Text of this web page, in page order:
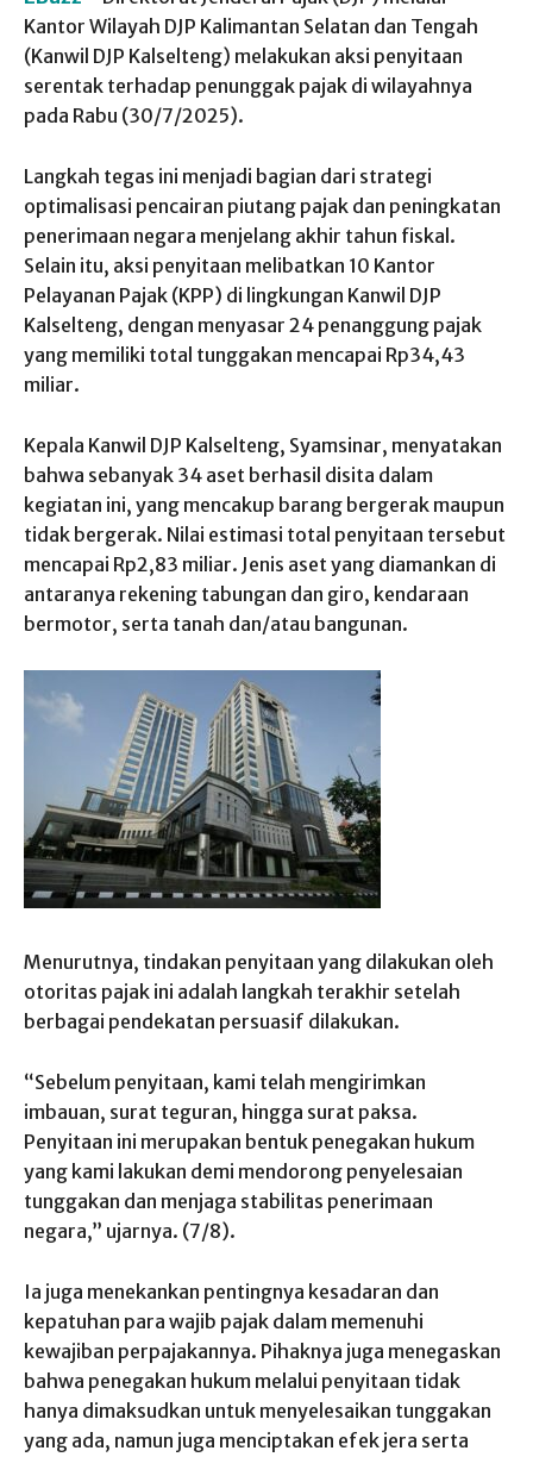
Kantor Wilayah DJP Kalimantan Selatan dan Tengah
(Kanwil DJP Kalselteng) melakukan aksi penyitaan
serentak terhadap penunggak pajak di wilayahnya
pada Rabu (30/7/2025).
Langkah tegas ini menjadi bagian dari strategi
optimalisasi pencairan piutang pajak dan peningkatan
penerimaan negara menjelang akhir tahun fiskal.
Selain itu, aksi penyitaan melibatkan 10 Kantor
Pelayanan Pajak (KPP) di lingkungan Kanwil DJP
Kalselteng, dengan menyasar 24 penanggung pajak
yang memiliki total tunggakan mencapai Rp34,43
miliar.
Kepala Kanwil DJP Kalselteng, Syamsinar, menyatakan
bahwa sebanyak 34 aset berhasil disita dalam
kegiatan ini, yang mencakup barang bergerak maupun
tidak bergerak. Nilai estimasi total penyitaan tersebut
mencapai Rp2,83 miliar. Jenis aset yang diamankan di
antaranya rekening tabungan dan giro, kendaraan
bermotor, serta tanah dan/atau bangunan.
Menurutnya, tindakan penyitaan yang dilakukan oleh
otoritas pajak ini adalah langkah terakhir setelah
berbagai pendekatan persuasif dilakukan.
“Sebelum penyitaan, kami telah mengirimkan
imbauan, surat teguran, hingga surat paksa.
Penyitaan ini merupakan bentuk penegakan hukum
yang kami lakukan demi mendorong penyelesaian
tunggakan dan menjaga stabilitas penerimaan
negara,” ujarnya. (7/8).
Ia juga menekankan pentingnya kesadaran dan
kepatuhan para wajib pajak dalam memenuhi
kewajiban perpajakannya. Pihaknya juga menegaskan
bahwa penegakan hukum melalui penyitaan tidak
hanya dimaksudkan untuk menyelesaikan tunggakan
yang ada, namun juga menciptakan efek jera serta